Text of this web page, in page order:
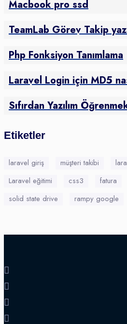
Macbook pro ssd
TeamLab Görev Takip
Php Fonksiyon Tanımlama
Laravel Login için MD5
Sıfırdan Yazılım
Etiketler
laravel giriş müşteri takibi
Laravel eğitimi
css3 fatura
solid state drive
rampy google